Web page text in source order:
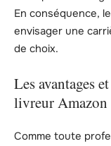
En conséquence,
envisager une
de choix.
Les avantages
livreur Amazon
Comme toute